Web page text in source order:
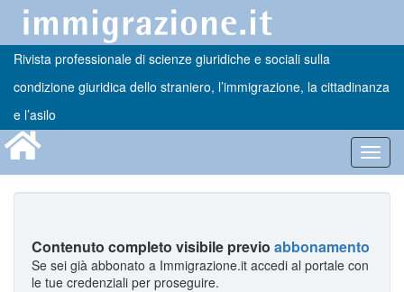
Rivista professionale di scienze giuridiche e sociali sulla
condizione giuridica dello straniero, l’immigrazione, la cittadinanza
e l’asilo
Contenuto completo visibile previo abbonamento
Se sei già abbonato a Immigrazione.it accedi al portale con
le tue credenziali per proseguire.